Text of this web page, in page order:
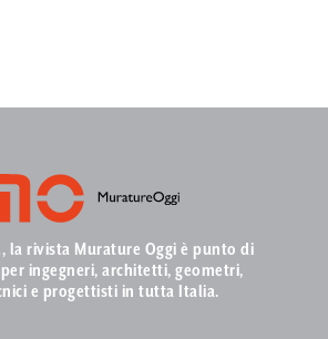
la rivista Murature Oggi è punto di
ingegneri, architetti, geometri,
e progettisti in tutta Italia.